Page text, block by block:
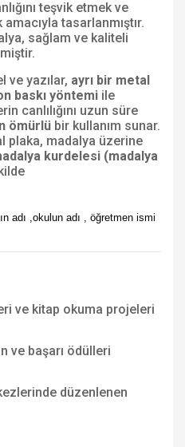
teşvik etmek ve
tasarlanmıştır.
sağlam ve kaliteli
ve yazılar, ayrı bir metal
baskı yöntemi ile
canlılığını uzun süre
ömürlü bir kullanım sunar.
plaka, madalya üzerine
kurdelesi (madalya
adı ,okulun adı , öğretmen ismi
ve kitap okuma projeleri
ve başarı ödülleri
düzenlenen